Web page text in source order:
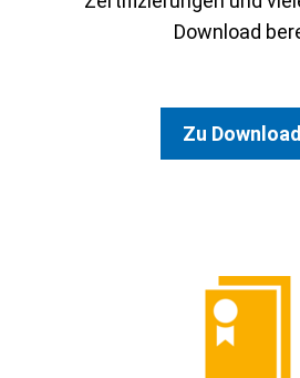
Download
Zu